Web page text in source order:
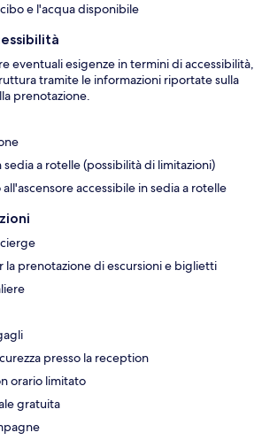
e l'acqua disponibile
eventuali esigenze in termini di accessibilità,
tramite le informazioni riportate sulla
prenotazione.
sedia a rotelle (possibilità di limitazioni)
accessibile in sedia a rotelle
la prenotazione di escursioni e biglietti
presso la reception
orario limitato
gratuita